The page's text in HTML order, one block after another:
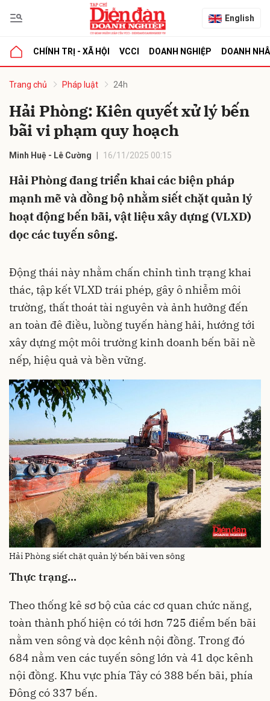
English
CHÍNH TRỊ - XÃ HỘI VCCI DOANH NGHIỆP DOANH
Trang chủ Pháp luật 24h
Hải Phòng: Kiên quyết xử lý bến
bãi vi phạm quy hoạch
Minh Huệ - Lê Cường 16/11/2025 00:15
Hải Phòng đang triển khai các biện pháp
mạnh mẽ và đồng bộ nhằm siết chặt quản lý
hoạt động bến bãi, vật liệu xây dựng (VLXD)
dọc các tuyến sông.
Động thái này nhằm chấn chỉnh tình trạng khai
thác, tập kết VLXD trái phép, gây ô nhiễm môi
trường, thất thoát tài nguyên và ảnh hưởng đến
an toàn đê điều, luồng tuyến hàng hải, hướng tới
xây dựng một môi trường kinh doanh bến bãi nề
nếp, hiệu quả và bền vững.
Hải Phòng siết chặt quản lý bến bãi ven sông
Thực trạng...
Theo thống kê sơ bộ của các cơ quan chức năng,
toàn thành phố hiện có tới hơn 725 điểm bến bãi
nằm ven sông và dọc kênh nội đồng. Trong đó
684 nằm ven các tuyến sông lớn và 41 dọc kênh
nội đồng. Khu vực phía Tây có 388 bến bãi, phía
Đông có 337 bến.
luận
Hủy